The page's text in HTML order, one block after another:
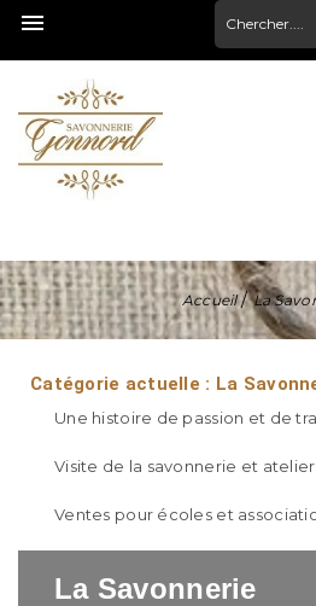

Accueil La
Catégorie actuelle : La
Une histoire de passion et de
Visite de la savonnerie et
Ventes pour écoles et
La Savonnerie